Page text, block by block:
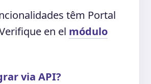
têm Portal
en el módulo
via API?